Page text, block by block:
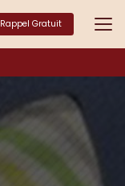
Rappel Gratuit